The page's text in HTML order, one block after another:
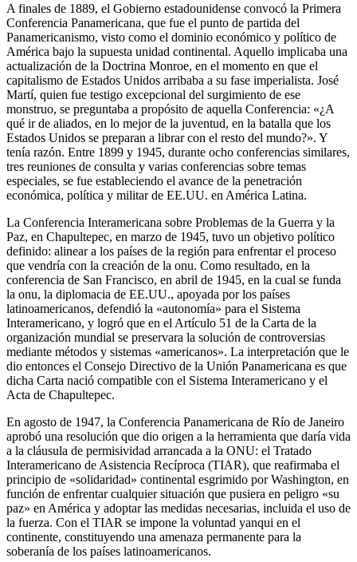
A finales de 1889, el Gobierno estadounidense convocó la Primera
Conferencia Panamericana, que fue el punto de partida del
Panamericanismo, visto como el dominio económico y político de
América bajo la supuesta unidad continental. Aquello implicaba una
actualización de la Doctrina Monroe, en el momento en que el
capitalismo de Estados Unidos arribaba a su fase imperialista. José
Martí, quien fue testigo excepcional del surgimiento de ese
monstruo, se preguntaba a propósito de aquella Conferencia: «¿A
qué ir de aliados, en lo mejor de la juventud, en la batalla que los
Estados Unidos se preparan a librar con el resto del mundo?». Y
tenía razón. Entre 1899 y 1945, durante ocho conferencias similares,
tres reuniones de consulta y varias conferencias sobre temas
especiales, se fue estableciendo el avance de la penetración
económica, política y militar de EE.UU. en América Latina.
La Conferencia Interamericana sobre Problemas de la Guerra y la
Paz, en Chapultepec, en marzo de 1945, tuvo un objetivo político
definido: alinear a los países de la región para enfrentar el proceso
que vendría con la creación de la onu. Como resultado, en la
conferencia de San Francisco, en abril de 1945, en la cual se funda
la onu, la diplomacia de EE.UU., apoyada por los países
latinoamericanos, defendió la «autonomía» para el Sistema
Interamericano, y logró que en el Artículo 51 de la Carta de la
organización mundial se preservara la solución de controversias
mediante métodos y sistemas «americanos». La interpretación que le
dio entonces el Consejo Directivo de la Unión Panamericana es que
dicha Carta nació compatible con el Sistema Interamericano y el
Acta de Chapultepec.
En agosto de 1947, la Conferencia Panamericana de Río de Janeiro
aprobó una resolución que dio origen a la herramienta que daría vida
a la cláusula de permisividad arrancada a la ONU: el Tratado
Interamericano de Asistencia Recíproca (TIAR), que reafirmaba el
principio de «solidaridad» continental esgrimido por Washington, en
función de enfrentar cualquier situación que pusiera en peligro «su
paz» en América y adoptar las medidas necesarias, incluida el uso de
la fuerza. Con el TIAR se impone la voluntad yanqui en el
continente, constituyendo una amenaza permanente para la
soberanía de los países latinoamericanos.